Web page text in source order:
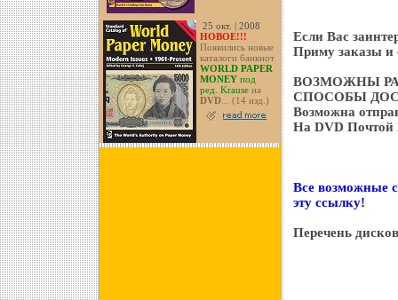
25 окт. | 2008
НОВОЕ!!!
Появились новые
каталоги банкнот
WORLD PAPER
MONEYпод
ред. Krauseна
DVD... (14 изд.)
Если Вас
Приму заказы и
ВОЗМОЖНЫ
СПОСОБЫ
Возможна
На DVD Почтой
Все возможные
эту ссылку!
Перечень